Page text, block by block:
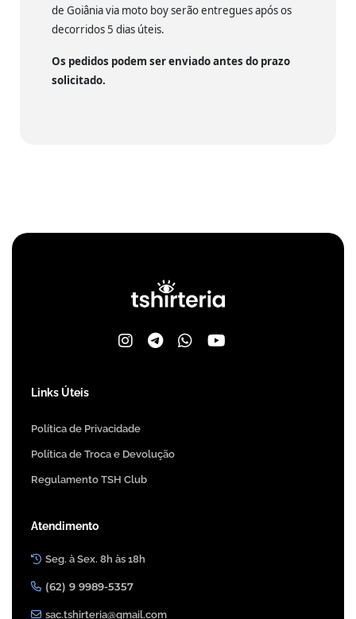
de Goiânia via moto boy serão entregues após os
decorridos 5 dias úteis.
Os pedidos podem ser enviado antes do prazo
solicitado.
Links Úteis
Política de Privacidade
Política de Troca e Devolução
Regulamento TSH Club
Atendimento
Seg. à Sex. 8h às 18h
(62) 9 9989-5357
sac.tshirteria@gmail.com